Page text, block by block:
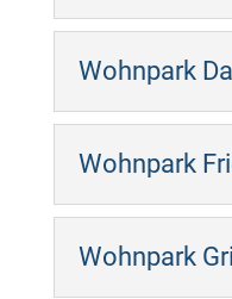
Wohnpark
Wohnpark
Wohnpark